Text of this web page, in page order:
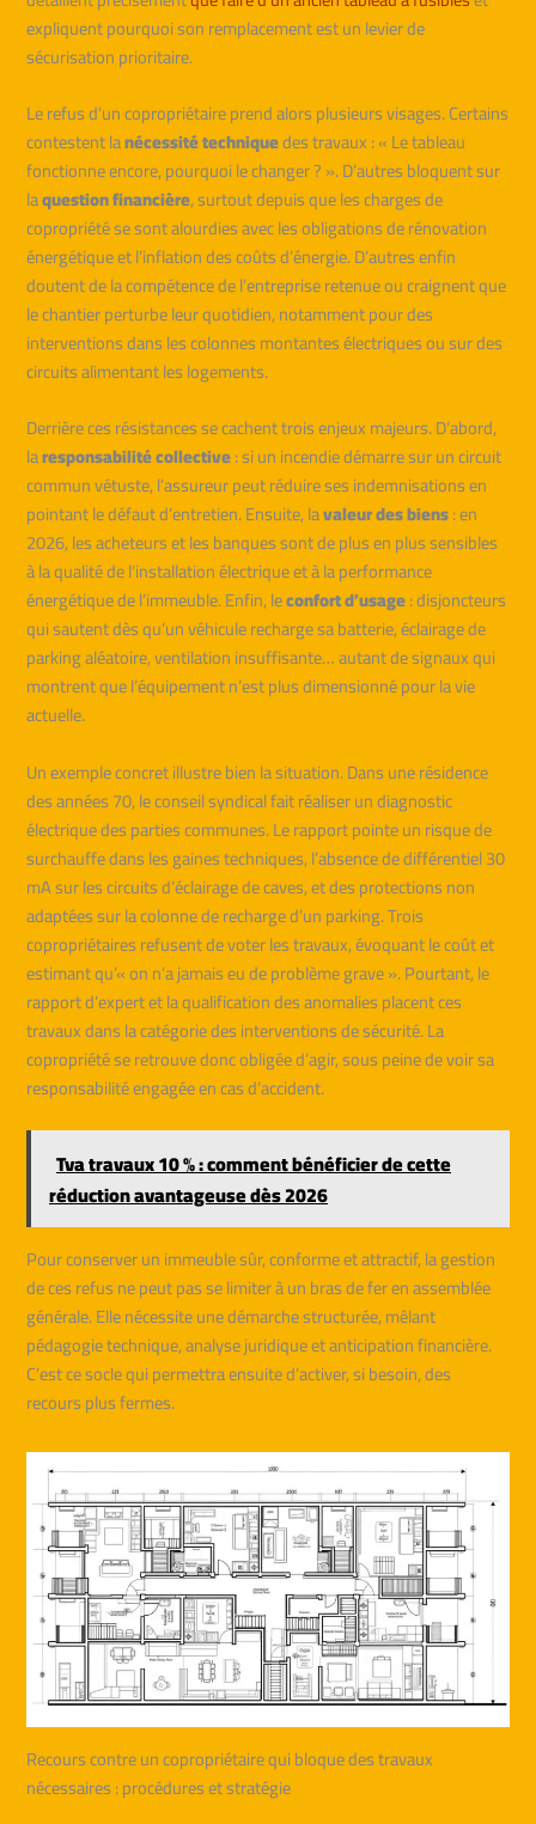
expliquent pourquoi son remplacement est un levier de
sécurisation prioritaire.
Le refus d’un copropriétaire prend alors plusieurs visages. Certains
contestent lanécessité techniquedes travaux : « Le tableau
fonctionne encore, pourquoi le changer ? ». D’autres bloquent sur
laquestion financière, surtout depuis que les charges de
copropriété se sont alourdies avec les obligations de rénovation
énergétique et l’inflation des coûts d’énergie. D’autres enfin
doutent de la compétence de l’entreprise retenue ou craignent que
le chantier perturbe leur quotidien, notamment pour des
interventions dans les colonnes montantes électriques ou sur des
circuits alimentant les logements.
Derrière ces résistances se cachent trois enjeux majeurs. D’abord,
laresponsabilité collective: si un incendie démarre sur un circuit
commun vétuste, l’assureur peut réduire ses indemnisations en
pointant le défaut d’entretien. Ensuite, lavaleur des biens: en
2026, les acheteurs et les banques sont de plus en plus sensibles
à la qualité de l’installation électrique et à la performance
énergétique de l’immeuble. Enfin, leconfort d’usage: disjoncteurs
qui sautent dès qu’un véhicule recharge sa batterie, éclairage de
parking aléatoire, ventilation insuffisante… autant de signaux qui
montrent que l’équipement n’est plus dimensionné pour la vie
actuelle.
Un exemple concret illustre bien la situation. Dans une résidence
des années 70, le conseil syndical fait réaliser un diagnostic
électrique des parties communes. Le rapport pointe un risque de
surchauffe dans les gaines techniques, l’absence de différentiel 30
mA sur les circuits d’éclairage de caves, et des protections non
adaptées sur la colonne de recharge d’un parking. Trois
copropriétaires refusent de voter les travaux, évoquant le coût et
estimant qu’« on n’a jamais eu de problème grave ». Pourtant, le
rapport d’expert et la qualification des anomalies placent ces
travaux dans la catégorie des interventions de sécurité. La
copropriété se retrouve donc obligée d’agir, sous peine de voir sa
responsabilité engagée en cas d’accident.
Tva travaux 10 % : comment bénéficier de cette
réduction avantageuse dès 2026
Pour conserver un immeuble sûr, conforme et attractif, la gestion
de ces refus ne peut pas se limiter à un bras de fer en assemblée
générale. Elle nécessite une démarche structurée, mêlant
pédagogie technique, analyse juridique et anticipation financière.
C’est ce socle qui permettra ensuite d’activer, si besoin, des
recours plus fermes.
Recours contre un copropriétaire qui bloque des travaux
nécessaires : procédures et stratégie